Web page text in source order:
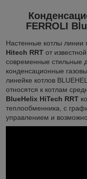
FERROLI
Настенные котлы линии
Hitech RRT от
современные стильные
конденсационные
линейке котлов
относятся к котлам
BlueHelix HiTech RRT
теплообменника, с
управлением и